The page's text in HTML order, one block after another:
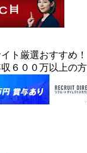
ト厳選おすすめ
６００万以上の